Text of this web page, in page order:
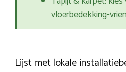
vloerbedekking-
Lijst met lokale